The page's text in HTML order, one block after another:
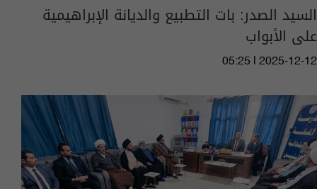
السيد الصدر: بات التطبيع والديانة الإبراهيمية
على الأبواب
05:25 | 2025-12-12